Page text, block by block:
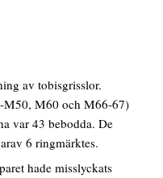
av tobisgrisslor.
M50, M60 och M66-67)
var 43 bebodda. De
6 ringmärktes.
hade misslyckats